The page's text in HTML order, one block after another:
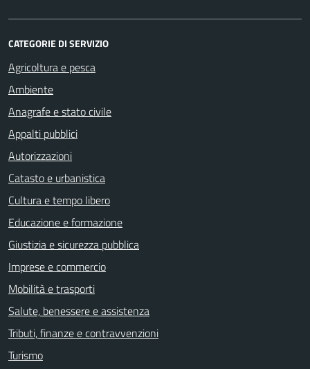
CATEGORIE DI SERVIZIO
Agricoltura e pesca
Ambiente
Anagrafe e stato civile
Appalti pubblici
Autorizzazioni
Catasto e urbanistica
Cultura e tempo libero
Educazione e formazione
Giustizia e sicurezza pubblica
Imprese e commercio
Mobilità e trasporti
Salute, benessere e assistenza
Tributi, finanze e contravvenzioni
Turismo